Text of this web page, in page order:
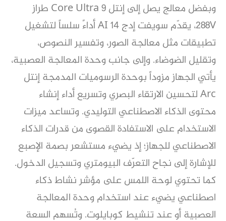
وبفضل معالج يصل إلى إنتل Core Ultra 9 طراز
288V، يقدّم سويفت إدج 14 AI أداءً سلساً لتشغيل
تطبيقات مثل معالجة الصور، وتفسير النصوص،
وتقليل الضوضاء. وإلى جانب وحدة المعالجة العصبية،
يأتي الجهاز مزوداً بوحدة الرسوميات المدمجة إنتل
Arc لتحسين الارتقاء البصري وتسريع أداء إنشاء
محتوى الذكاء الاصطناعي التوليدي. وتساعد ميزات
الاستخدام على الاستفادة القصوى من قدرات الذكاء
الاصطناعي للجهاز؛ إذ يضيء مستشعر بصمة الإصبع
للإشارة إلى نجاح التعرّف البيومتري وتسجيل الدخول.
كما تحتوي لوحة اللمس على مؤشر نشاط ذكاء
اصطناعي يضيء عند استخدام وحدة المعالجة
العصبية أو عند تنشيط كوبايلوت. وتُسهم السعة